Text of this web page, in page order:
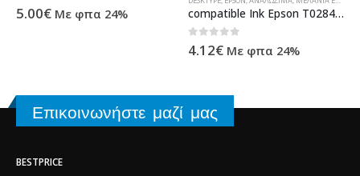
0out of 5
5.00€ Με φπα 24% compatible Ink Epson T028401
0out of 5
4.12€ Με φπα 24%
Επικοινωνήστε μαζί μας
BESTPRICE